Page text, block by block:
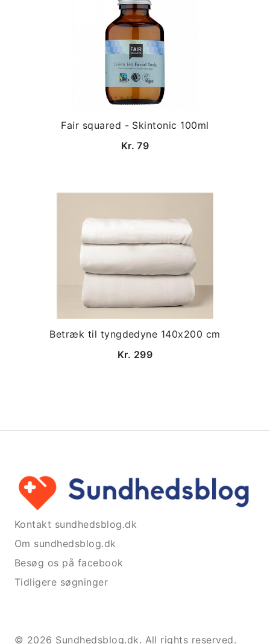
Fair squared - Skintonic 100ml
Kr. 79
Betræk til tyngdedyne 140x200 cm
Kr. 299
Kontakt sundhedsblog.dk
Om sundhedsblog.dk
Besøg os på facebook
Tidligere søgninger
© 2026 Sundhedsblog.dk. All rights reserved.